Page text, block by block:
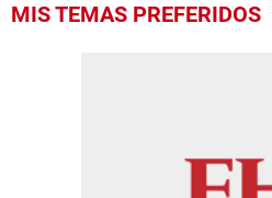
MIS TEMAS PREFERIDOS